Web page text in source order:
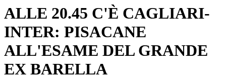
ALLE 20.45 C'È CAGLIARI-
INTER: PISACANE
ALL'ESAME DEL GRANDE
EX BARELLA